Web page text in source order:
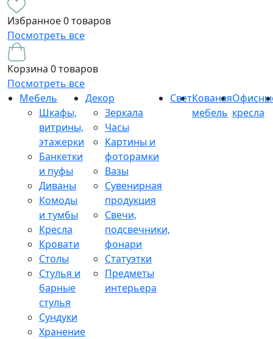
Избранное0 товаров
Посмотреть все
Корзина 0 товаров
Посмотреть все
Мебель
Шкафы,
витрины,
этажерки
Банкетки
и пуфы
Диваны
Комоды
и тумбы
Кресла
Кровати
Столы
Стулья и
барные
стулья
Сундуки
Хранение
Декор
Зеркала
Часы
Картины и
фоторамки
Вазы
Сувенирная
продукция
Свечи,
подсвечники,
фонари
Статуэтки
Предметы
интерьера
СветКованая
мебель кресла